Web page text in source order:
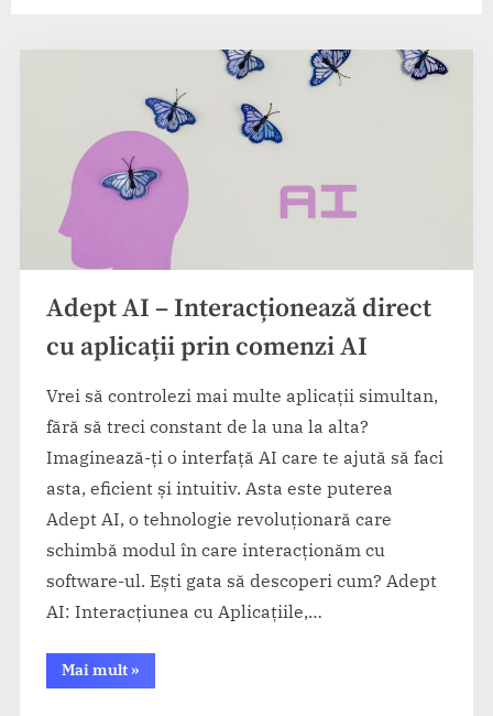
Adept AI – Interacționează direct
cu aplicații prin comenzi AI
Vrei să controlezi mai multe aplicații simultan,
fără să treci constant de la una la alta?
Imaginează-ți o interfață AI care te ajută să faci
asta, eficient și intuitiv. Asta este puterea
Adept AI, o tehnologie revoluționară care
schimbă modul în care interacționăm cu
software-ul. Ești gata să descoperi cum? Adept
AI: Interacțiunea cu Aplicațiile,…
Mai mult“Adept
AI
»